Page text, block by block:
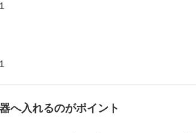
へ入れるのがポイント